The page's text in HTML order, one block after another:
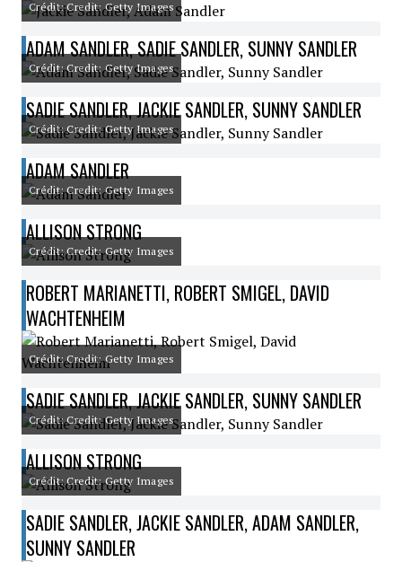
Crédit: Credit: Getty Images
ADAM SANDLER, SADIE SANDLER, SUNNY SANDLER
Crédit: Credit: Getty Images
SADIE SANDLER, JACKIE SANDLER, SUNNY SANDLER
Crédit: Credit: Getty Images
ADAM SANDLER
Crédit: Credit: Getty Images
ALLISON STRONG
Crédit: Credit: Getty Images
ROBERT MARIANETTI, ROBERT SMIGEL, DAVID
WACHTENHEIM
Crédit: Credit: Getty Images
SADIE SANDLER, JACKIE SANDLER, SUNNY SANDLER
Crédit: Credit: Getty Images
ALLISON STRONG
Crédit: Credit: Getty Images
SADIE SANDLER, JACKIE SANDLER, ADAM SANDLER,
SUNNY SANDLER